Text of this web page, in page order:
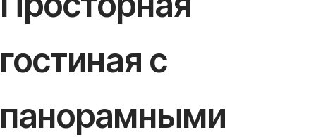
гостиная с
панорамными